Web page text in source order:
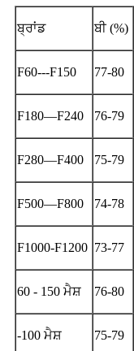
ਬ੍ਰਾਂਡ ਬੀ (%)
F60---F150 77-80
F180—F240 76-79
F280—F400 75-79
F500—F800 74-78
F1000-F1200 73-77
60 - 150 ਮੈਸ਼ 76-80
-100 ਮੈਸ਼ 75-79